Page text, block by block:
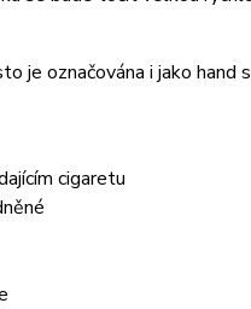
je označována i jako hand
cigaretu